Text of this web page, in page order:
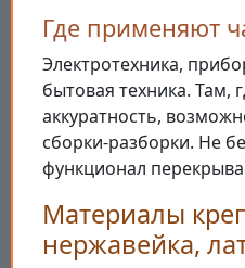
Где применяют
Электротехника,
бытовая техника. Там,
аккуратность,
сборки-разборки. Не
функционал
Материалы
нержавейка,